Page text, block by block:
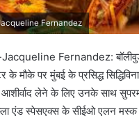
Fernandez
Fernandez:
के मौके पर मुंबई के प्रसिद्ध
आशीर्वाद लेने के लिए उनके साथ
एंड स्पेसएक्स के सीईओ एलन मस्क